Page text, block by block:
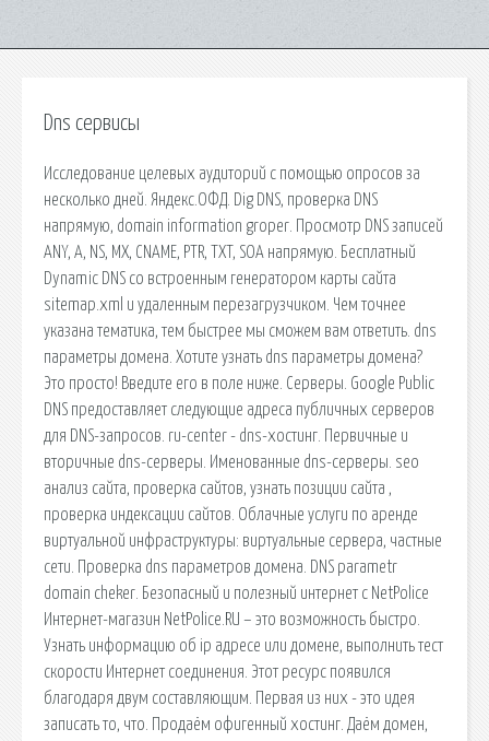
Dns сервисы
Исследование целевых аудиторий с помощью опросов за
несколько дней. Яндекс.ОФД. Dig DNS, проверка DNS
напрямую, domain information groper. Просмотр DNS записей
ANY, A, NS, MX, CNAME, PTR, TXT, SOA напрямую. Бесплатный
Dynamic DNS со встроенным генератором карты сайта
sitemap.xml и удаленным перезагрузчиком. Чем точнее
указана тематика, тем быстрее мы сможем вам ответить. dns
параметры домена. Хотите узнать dns параметры домена?
Это просто! Введите его в поле ниже. Серверы. Google Public
DNS предоставляет следующие адреса публичных серверов
для DNS-запросов. ru-center - dns-хостинг. Первичные и
вторичные dns-серверы. Именованные dns-серверы. seo
анализ сайта, проверка сайтов, узнать позиции сайта ,
проверка индексации сайтов. Облачные услуги по аренде
виртуальной инфраструктуры: виртуальные сервера, частные
сети. Проверка dns параметров домена. DNS parametr
domain cheker. Безопасный и полезный интернет с NetPolice
Интернет-магазин NetPolice.RU – это возможность быстро.
Узнать информацию об ip адресе или домене, выполнить тест
скорости Интернет соединения. Этот ресурс появился
благодаря двум составляющим. Первая из них - это идея
записать то, что. Продаём офигенный хостинг. Даём домен,